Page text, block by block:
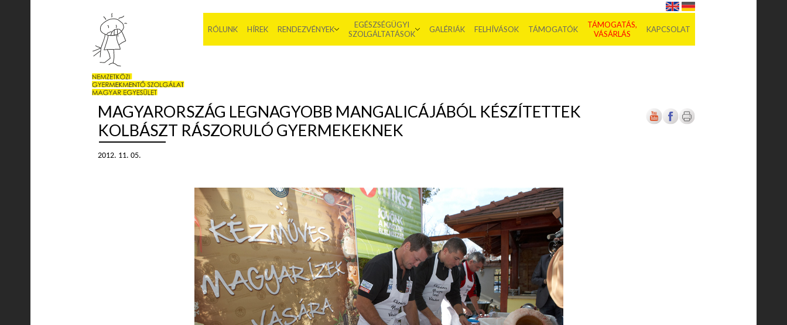
RÓLUNK HÍREK RENDEZVÉNYEK
EGÉSZSÉGÜGYI
SZOLGÁLTATÁSOK
GALÉRIÁK FELHÍVÁSOK TÁMOGATÓK
TÁMOGATÁS,
VÁSÁRLÁS
KAPCSOLAT
MAGYARORSZÁG LEGNAGYOBB MANGALICÁJÁBÓL KÉSZÍTETTEK
KOLBÁSZT RÁSZORULÓ GYERMEKEKNEK
2012. 11. 05.